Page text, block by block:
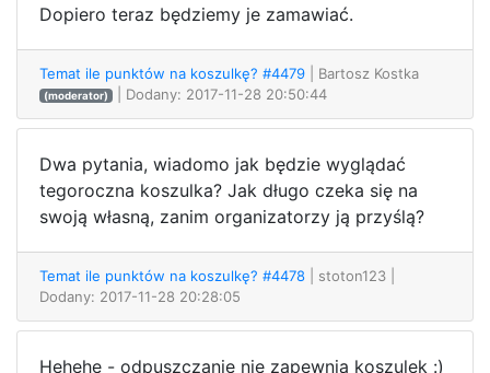
Dopiero teraz będziemy je zamawiać.
Temat ile punktów na koszulkę? #4479 | Bartosz Kostka
(moderator) | Dodany: 2017-11-28 20:50:44
Dwa pytania, wiadomo jak będzie wyglądać
tegoroczna koszulka? Jak długo czeka się na
swoją własną, zanim organizatorzy ją przyślą?
Temat ile punktów na koszulkę? #4478 | stoton123
Dodany: 2017-11-28 20:28:05
Hehehe - odpuszczanie nie zapewnia koszulek :)